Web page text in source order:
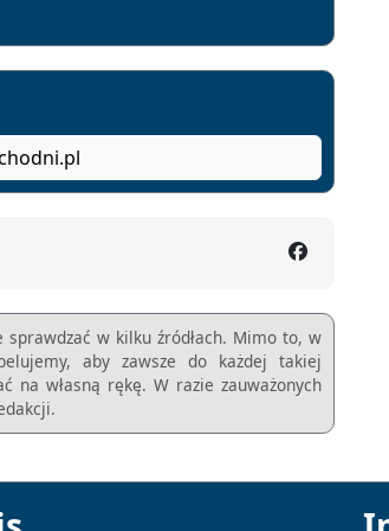
w kilku źródłach. Mimo to, w
aby zawsze do każdej takiej
na własną rękę. W razie zauważonych